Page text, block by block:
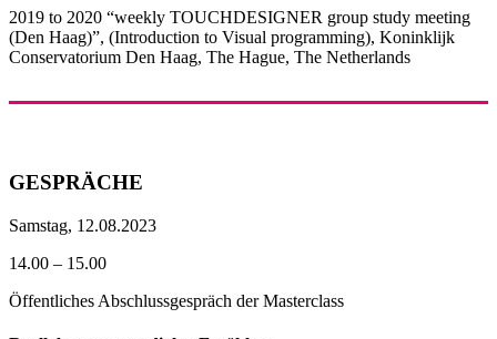
2019 to 2020 “weekly TOUCHDESIGNER group study meeting
(Den Haag)”, (Introduction to Visual programming), Koninklijk
Conservatorium Den Haag, The Hague, The Netherlands
GESPRÄCHE
Samstag, 12.08.2023
14.00 – 15.00
Öffentliches Abschlussgespräch der Masterclass